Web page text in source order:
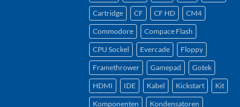
Cartridge CF CF HD CM4
Commodore Compace Flash
CPU Sockel Evercade Floppy
Framethrower Gamepad Gotek
HDMI IDE Kabel Kickstart Kit
Komponenten Kondensatoren